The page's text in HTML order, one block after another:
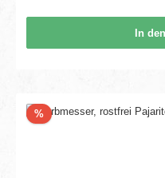
In
%Rabatt